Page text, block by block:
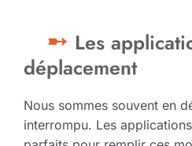
Les
déplacement
Nous sommes souvent en
interrompu. Les